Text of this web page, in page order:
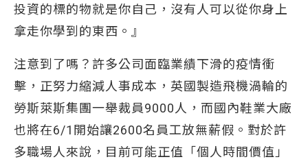
投資的標的物就是你自己，沒有人可以從你身上
拿走你學到的東西。』
注意到了嗎？許多公司面臨業績下滑的疫情衝
擊，正努力縮減人事成本，英國製造飛機渦輪的
勞斯萊斯集團一舉裁員9000人，而國內鞋業大廠
也將在6/1開始讓2600名員工放無薪假。對於許
多職場人來說，目前可能正值「個人時間價值」